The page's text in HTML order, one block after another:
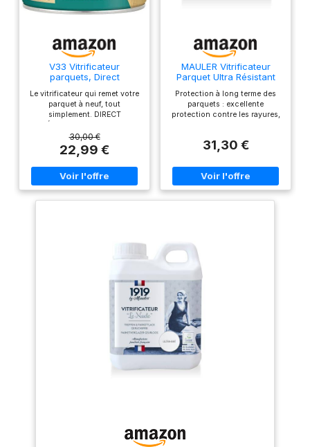
V33 Vitrificateur
parquets, Direct
0,75L
Le vitrificateur qui remet votre
parquet à neuf, tout
simplement. DIRECT
RÉNOVATION permet de
rénover les parquets vitrifiés
usés et ternis sans poncer ni
décaper au préalable
RENOVATION SANS EFFORT :
Evite une restauration
complète pour les parquets
: Résistance aux aléas de la vie
taches, rayures… Parquets
d’essence européenne ou
exotique et revêtements
stratifiés. Compatible avec les
systèmes de chauffage au sol
Rendement : 1L = +/- 12m² Sec
au toucher : 2h Temps de
Temps de séchage complet :
30,00 €
22,99 €
MAULER Vitrificateur
Parquet Ultra Résistant
NF16640 Brillant Incolore
1L
Protection à long terme des
parquets : excellente
protection contre les rayures,
professionnelle à base de
des supports : parquet,
escalier, meuble, boiseries
intérieures. S'applique
FRANCAISE de 4ème
génération Mauler créée en
1919. Mode d'emploi :
s'applique sur bois brut.
S'applique en 2 couches
après une couche de Fond
dur "L'Avant Vitrif" 1919 BY
MAULER, ou en trois couches
sur bois brut. 1L = 10m² par
couche. Temps de séchage
entre les couches 1h30. Outils
: spalter, rouleau, brosse.
31,30 €